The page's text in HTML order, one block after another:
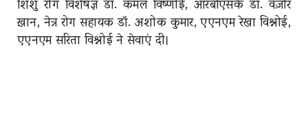
शिशु रोग विशेषज्ञ डॉ. कमल विष्णोई, आरबीएसके डॉ. वज़ीर
ख़ान, नेत्र रोग सहायक डॉ. अशोक कुमार, एएनएम रेखा विश्नोई,
एएनएम सरिता विश्नोई ने सेवाएं दी।